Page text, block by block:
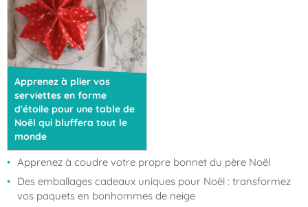
Apprenez à plier vos
serviettes en forme
d'étoile pour une table de
Noël qui bluffera tout le
monde
Apprenez à coudre votre propre bonnet du père Noël
Des emballages cadeaux uniques pour Noël : transformez
vos paquets en bonhommes de neige